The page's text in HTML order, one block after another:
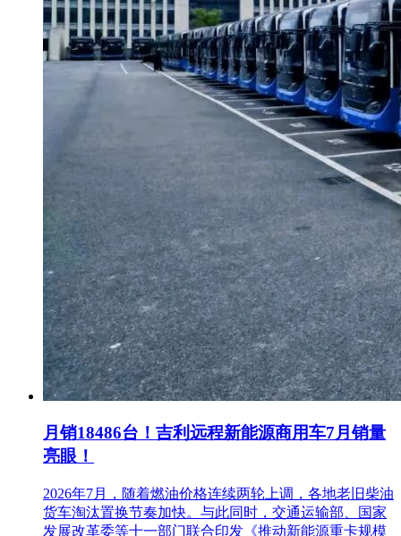
报价保证金是本项目采购过程中报价人履行其承诺的担保，报
价人在报价截止时间之后撤销报价或成交后不能按要求签订合
同的，其报价保证金不予退还，并列为不诚信单位。报价人的
报价保证金，将在本项目与成交供应商签订采购合同后10个工
作日内无息退还，如在退还保证金时发生银行费用，则在保证
联系单位：南京地铁运营有限责任公司招标采购事业部
地址：南京市江宁区南京地铁灵山控制中心16楼
邮编：211135
联系人：曹军
电话：025-88058610
传真：025-88058625
邮箱：cao_jun@njmetro.com.cn
月销18486台！吉利远程新能源商用车7月销量
亮眼！
2026年7月，随着燃油价格连续两轮上调，各地老旧柴油
货车淘汰置换节奏加快。与此同时，交通运输部、国家
发展改革委等十一部门联合印发《推动新能源重卡规模